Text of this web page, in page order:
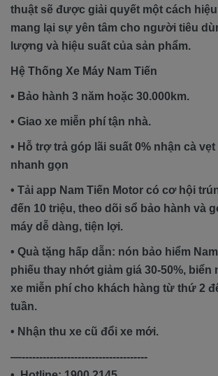
thuật sẽ được giải quyết một cách
mang lại sự yên tâm cho người tiêu
lượng và hiệu suất của sản phẩm.
Hệ Thống Xe Máy Nam Tiến
• Bảo hành 3 năm hoặc 30.000km.
• Giao xe miễn phí tận nhà.
• Hỗ trợ trả góp lãi suất 0% nhận cà
nhanh gọn
• Tải app Nam Tiến Motor có cơ hội
đến 10 triệu, theo dõi sổ bảo hành và
máy dễ dàng, tiện lợi.
• Quà tặng hấp dẫn: nón bảo hiểm
phiếu thay nhớt giảm giá 30-50%, biển
xe miễn phí cho khách hàng từ thứ 2
tuần.
• Nhận thu xe cũ đổi xe mới.
—------------------------------------